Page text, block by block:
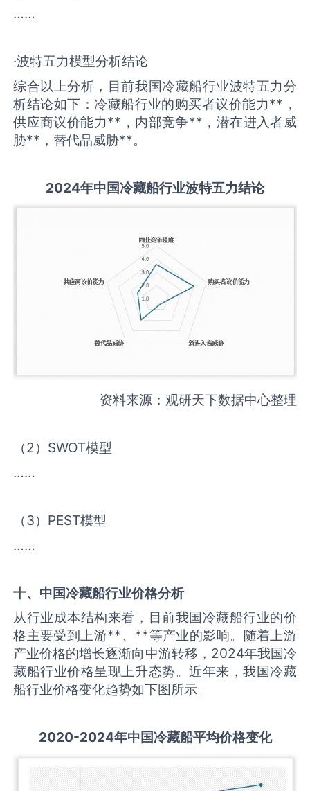
……
·波特五力模型分析结论
综合以上分析，目前我国冷藏船行业波特五力分
析结论如下：冷藏船行业的购买者议价能力**，
供应商议价能力**，内部竞争**，潜在进入者威
胁**，替代品威胁**。
2024年中国冷藏船行业波特五力结论
资料来源：观研天下数据中心整理
（2）SWOT模型
……
（3）PEST模型
……
十、中国冷藏船行业价格分析
从行业成本结构来看，目前我国冷藏船行业的价
格主要受到上游**、**等产业的影响。随着上游
产业价格的增长逐渐向中游转移，2024年我国冷
藏船行业价格呈现上升态势。近年来，我国冷藏
船行业价格变化趋势如下图所示。
2020-2024年中国冷藏船平均价格变化